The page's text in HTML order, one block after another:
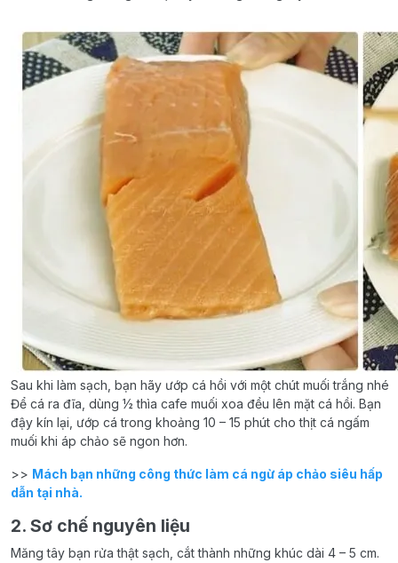
Sau khi làm sạch, bạn hãy ướp cá hồi với một chút muối trắng nhé
Để cá ra đĩa, dùng ½ thìa cafe muối xoa đều lên mặt cá hồi. Bạn
đậy kín lại, ướp cá trong khoảng 10 – 15 phút cho thịt cá ngấm
muối khi áp chảo sẽ ngon hơn.
>> Mách bạn những công thức làm cá ngừ áp chảo siêu hấp
dẫn tại nhà.
2. Sơ chế nguyên liệu
Măng tây bạn rửa thật sạch, cắt thành những khúc dài 4 – 5 cm.